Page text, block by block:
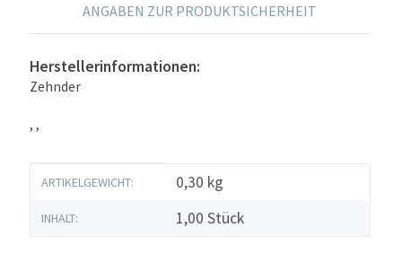
ANGABEN ZUR PRODUKTSICHERHEIT
Herstellerinformationen:
Zehnder
, ,
Produkteigenschaft
Wert
ARTIKELGEWICHT: 0,30 kg
INHALT: 1,00 Stück